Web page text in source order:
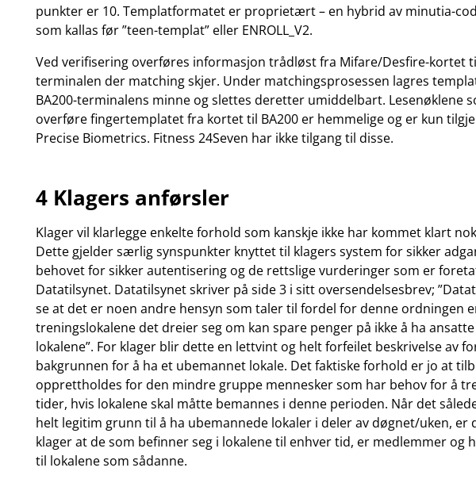
punkter er 10. Templatformatet er proprietært – en hybrid av minutia-
som kallas før ”teen-templat” eller ENROLL_V2.
Ved verifisering overføres informasjon trådløst fra Mifare/Desfire-kortet
terminalen der matching skjer. Under matchingsprosessen lagres
BA200-terminalens minne og slettes deretter umiddelbart. Lesenøklene
overføre fingertemplatet fra kortet til BA200 er hemmelige og er kun
Precise Biometrics. Fitness 24Seven har ikke tilgang til disse.
4 Klagers anførsler
Klager vil klarlegge enkelte forhold som kanskje ikke har kommet klart
Dette gjelder særlig synspunkter knyttet til klagers system for sikker
behovet for sikker autentisering og de rettslige vurderinger som er
Datatilsynet. Datatilsynet skriver på side 3 i sitt oversendelsesbrev;
se at det er noen andre hensyn som taler til fordel for denne ordningen
treningslokalene det dreier seg om kan spare penger på ikke å ha
lokalene”. For klager blir dette en lettvint og helt forfeilet beskrivelse av
bakgrunnen for å ha et ubemannet lokale. Det faktiske forhold er jo at
opprettholdes for den mindre gruppe mennesker som har behov for å
tider, hvis lokalene skal måtte bemannes i denne perioden. Når det
helt legitim grunn til å ha ubemannede lokaler i deler av døgnet/uken, er
klager at de som befinner seg i lokalene til enhver tid, er medlemmer og
til lokalene som sådanne.